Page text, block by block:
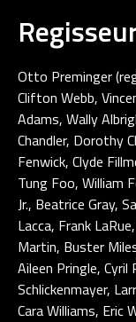
Otto Preminger
Clifton Webb,
Adams, Wally
Chandler, Dorothy
Fenwick, Clyde
Tung Foo, William
Jr., Beatrice Gray,
Lacca, Frank
Martin, Buster
Aileen Pringle, Cyril
Schlickenmayer,
Cara Williams, Eric